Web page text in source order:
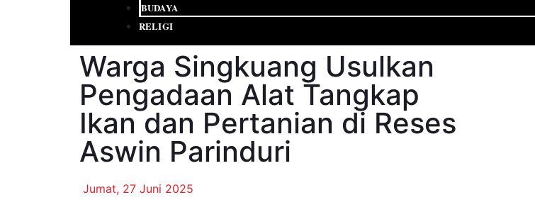
BUDAYA
RELIGI
Warga Singkuang Usulkan
Pengadaan Alat Tangkap
Ikan dan Pertanian di Reses
Aswin Parinduri
Jumat, 27 Juni 2025